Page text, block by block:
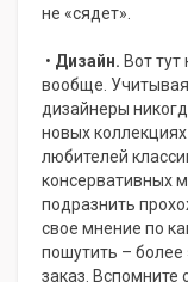
не «сядет».
• Дизайн. Вот
вообще.
дизайнеры
новых
любителей
консервативных
подразнить
свое мнение по
пошутить –
заказ. Вспомните